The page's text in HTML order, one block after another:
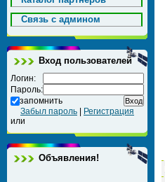
Cвязь с админом
Вход пользователей
Логин:
Пароль:
запомнить
Забыл пароль
Регистрация
или
Объявления!